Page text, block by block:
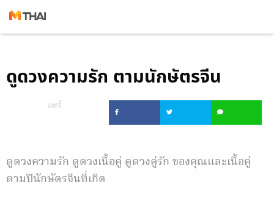
content
ดูดวงความรัก ตามนักษัตรจีน
แชร์
ดูดวงความรัก ดูดวงเนื้อคู่ ดูดวงคู่รัก ของคุณและเนื้อคู่
ตามปีนักษัตรจีนที่เกิด